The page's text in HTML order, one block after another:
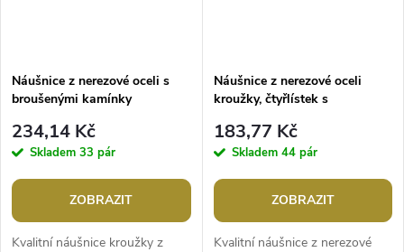
Náušnice z nerezové oceli s
broušenými kamínky
234,14 Kč
Skladem 33 pár
ZOBRAZIT
Kvalitní náušnice kroužky z
Náušnice z nerezové oceli
kroužky, čtyřlístek s
183,77 Kč
Skladem 44 pár
ZOBRAZIT
Kvalitní náušnice z nerezové